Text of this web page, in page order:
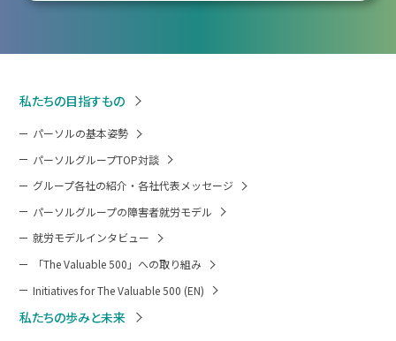
私たちの目指すもの
パーソルの基本姿勢
パーソルグループTOP対談
グループ各社の紹介・各社代表メッセージ
パーソルグループの障害者就労モデル
就労モデルインタビュー
「The Valuable 500」への取り組み
Initiatives for The Valuable 500 (EN)
私たちの歩みと未来